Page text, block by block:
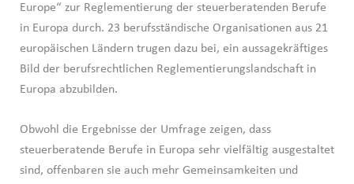
Europe“ zur Reglementierung der steuerberatenden Berufe
in Europa durch. 23 berufsständische Organisationen aus 21
europäischen Ländern trugen dazu bei, ein aussagekräftiges
Bild der berufsrechtlichen Reglementierungslandschaft in
Europa abzubilden.
Obwohl die Ergebnisse der Umfrage zeigen, dass
steuerberatende Berufe in Europa sehr vielfältig ausgestaltet
sind, offenbaren sie auch mehr Gemeinsamkeiten und